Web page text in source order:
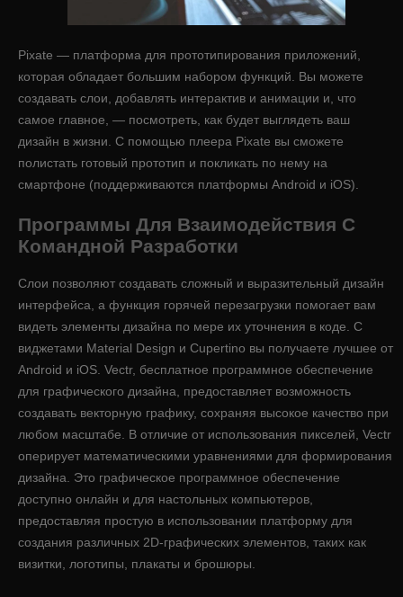
Pixate — платформа для прототипирования приложений,
которая обладает большим набором функций. Вы можете
создавать слои, добавлять интерактив и анимации и, что
самое главное, — посмотреть, как будет выглядеть ваш
дизайн в жизни. С помощью плеера Pixate вы сможете
полистать готовый прототип и покликать по нему на
смартфоне (поддерживаются платформы Android и iOS).
Программы Для Взаимодействия С
Командной Разработки
Слои позволяют создавать сложный и выразительный дизайн
интерфейса, а функция горячей перезагрузки помогает вам
видеть элементы дизайна по мере их уточнения в коде. С
виджетами Material Design и Cupertino вы получаете лучшее от
Android и iOS. Vectr, бесплатное программное обеспечение
для графического дизайна, предоставляет возможность
создавать векторную графику, сохраняя высокое качество при
любом масштабе. В отличие от использования пикселей, Vectr
оперирует математическими уравнениями для формирования
дизайна. Это графическое программное обеспечение
доступно онлайн и для настольных компьютеров,
предоставляя простую в использовании платформу для
создания различных 2D-графических элементов, таких как
визитки, логотипы, плакаты и брошюры.